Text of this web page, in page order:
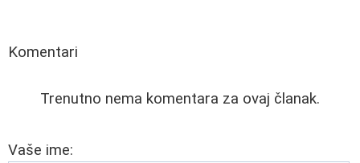
Komentari
Trenutno nema komentara za ovaj članak.
Vaše ime: